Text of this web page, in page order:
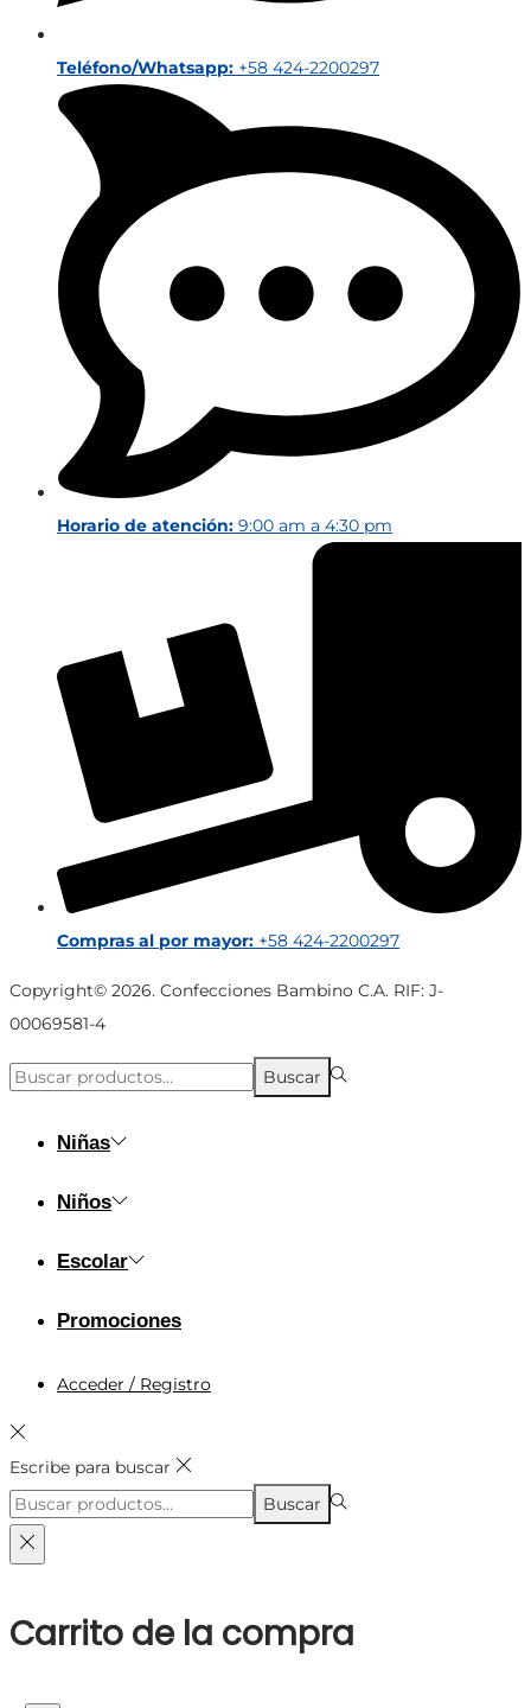
Teléfono/Whatsapp: +58 424-2200297
Horario de atención: 9:00 am a 4:30 pm
Compras al por mayor: +58 424-2200297
Copyright© 2026. Confecciones Bambino C.A. RIF: J-
00069581-4
Búsqueda
Buscar
Niñas
Niños
Escolar
Promociones
Acceder / Registro
Escribe para buscar
Búsqueda
para:>
Buscar
Carrito de la compra